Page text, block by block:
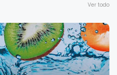
Ver todo